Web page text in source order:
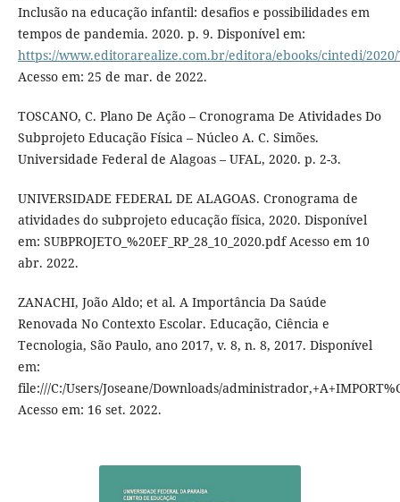
Inclusão na educação infantil: desafios e possibilidades em
tempos de pandemia. 2020. p. 9. Disponível em:
https://www.editorarealize.com.br/editora/ebooks/cintedi/2020/
Acesso em: 25 de mar. de 2022.
TOSCANO, C. Plano De Ação – Cronograma De Atividades Do
Subprojeto Educação Física – Núcleo A. C. Simões.
Universidade Federal de Alagoas – UFAL, 2020. p. 2-3.
UNIVERSIDADE FEDERAL DE ALAGOAS. Cronograma de
atividades do subprojeto educação física, 2020. Disponível
em: SUBPROJETO_%20EF_RP_28_10_2020.pdf Acesso em 10
abr. 2022.
ZANACHI, João Aldo; et al. A Importância Da Saúde
Renovada No Contexto Escolar. Educação, Ciência e
Tecnologia, São Paulo, ano 2017, v. 8, n. 8, 2017. Disponível
em:
file:///C:/Users/Joseane/Downloads/
Acesso em: 16 set. 2022.